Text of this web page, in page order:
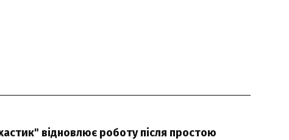
відновлює роботу після простою